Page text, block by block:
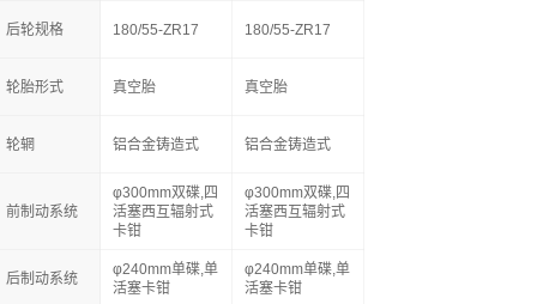
后轮规格
轮胎形式
轮辋
前制动系统
后制动系统
180/55-ZR17 180/55-ZR17
真空胎 真空胎
铝合金铸造式 铝合金铸造式
φ300mm双碟,四
活塞西互辐射式
卡钳
φ300mm双碟,四
活塞西互辐射式
卡钳
φ240mm单碟,单
活塞卡钳
φ240mm单碟,单
活塞卡钳